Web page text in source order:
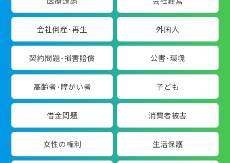
会社倒産･再生 外国人
契約問題･損害賠償 公害･環境
高齢者･障がい者 子ども
借金問題 消費者被害
女性の権利 生活保護